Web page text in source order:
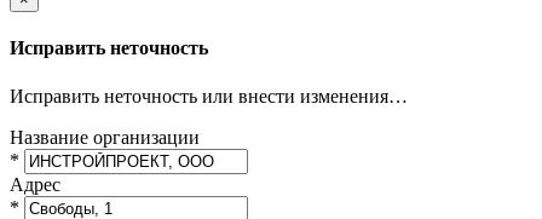
Исправить неточность
Исправить неточность или внести изменения…
Название организации
*
Адрес
*